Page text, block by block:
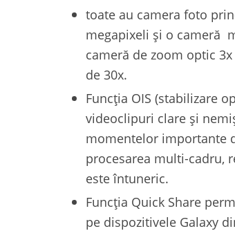
toate au camera foto
megapixeli și o cameră
cameră de zoom optic
de 30x.
Funcția OIS (stabilizare
videoclipuri clare și
momentelor importante
procesarea multi-cadru,
este întuneric.
Funcția Quick Share
pe dispozitivele Galaxy